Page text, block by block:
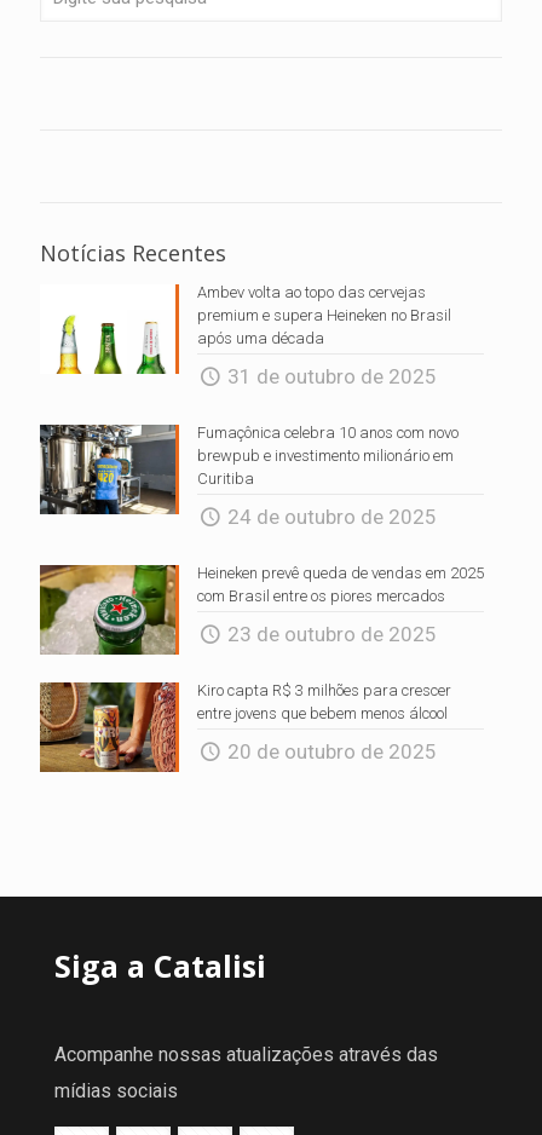
Notícias Recentes
Ambev volta ao topo das cervejas
premium e supera Heineken no Brasil
após uma década
31 de outubro de 2025
Fumaçônica celebra 10 anos com novo
brewpub e investimento milionário em
Curitiba
24 de outubro de 2025
Heineken prevê queda de vendas em 2025
com Brasil entre os piores mercados
23 de outubro de 2025
Kiro capta R$ 3 milhões para crescer
entre jovens que bebem menos álcool
20 de outubro de 2025
Siga a Catalisi
Acompanhe nossas atualizações através das
mídias sociais